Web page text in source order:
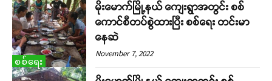
စစ်ရေး
မိုးမောက်မြို့နယ် ကျေးရွာအတွင်း စစ်
ကောင်စီတပ်စွဲထားပြီး စစ်ရေး တင်းမာ
နေဆဲ
November 7, 2022